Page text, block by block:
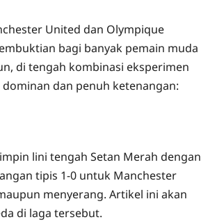
United dan Olympique
bagi banyak pemain muda
di tengah kombinasi eksperimen
dan penuh ketenangan:
lini tengah Setan Merah dengan
tipis 1-0 untuk Manchester
menyerang. Artikel ini akan
di laga tersebut.